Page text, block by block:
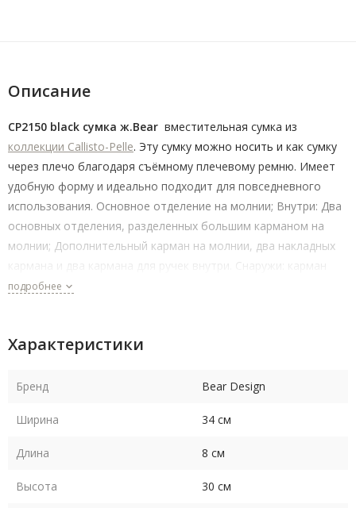
Описание
CP2150 black сумка ж.Bear вместительная сумка из
коллекции Callisto-Pelle. Эту сумку можно носить и как сумку
через плечо благодаря съёмному плечевому ремню. Имеет
удобную форму и идеально подходит для повседневного
использования. Основное отделение на молнии; Внутри: Два
основных отделения, разделенных большим карманом на
молнии; Дополнительный карман на молнии, два накладных
кармана и два кармана для ручек внутри. Снаружи: карман
для быстрого доступа. Съемный плечевой ремень.
подробнее
Характеристики
Бренд Bear Design
Ширина 34 см
Длина 8 см
Высота 30 см